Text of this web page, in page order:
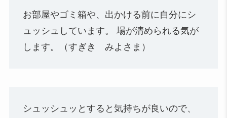
お部屋やゴミ箱や、出かける前に自分にシ
ュッシュしています。 場が清められる気が
します。（すぎき みよさま）
シュッシュッとすると気持ちが良いので、